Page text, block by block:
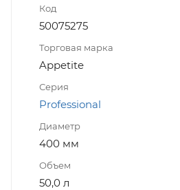
Код
50075275
Торговая марка
Appetite
Серия
Professional
Диаметр
400 мм
Объем
50,0 л